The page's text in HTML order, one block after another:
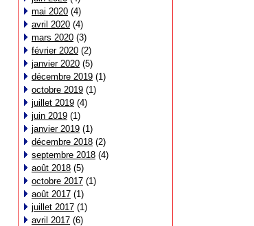
mai 2020 (4)
avril 2020 (4)
mars 2020 (3)
février 2020 (2)
janvier 2020 (5)
décembre 2019 (1)
octobre 2019 (1)
juillet 2019 (4)
juin 2019 (1)
janvier 2019 (1)
décembre 2018 (2)
septembre 2018 (4)
août 2018 (5)
octobre 2017 (1)
août 2017 (1)
juillet 2017 (1)
avril 2017 (6)